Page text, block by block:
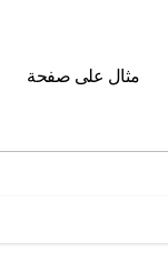
مثال على صفحة